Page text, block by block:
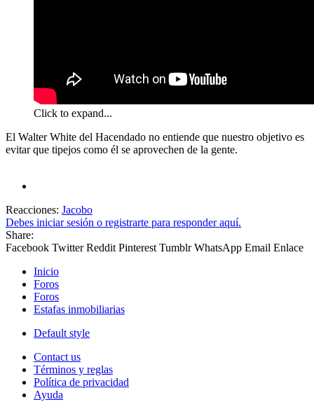
Click to expand...
El Walter White del Hacendado no entiende que nuestro objetivo es
evitar que tipejos como él se aprovechen de la gente.
Reacciones: Jacobo
Debes iniciar sesión o registrarte para responder aquí.
Share:
Facebook Twitter Reddit Pinterest Tumblr WhatsApp Email Enlace
Inicio
Foros
Foros
Estafas inmobiliarias
Default style
Contact us
Términos y reglas
Política de privacidad
Ayuda